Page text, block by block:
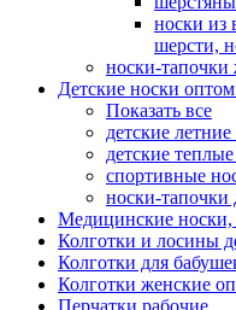
носки из
шерсти,
носки-тапочки
Детские носки
Показать все
детские
детские
спортивные
носки-тапочки
Медицинские носки,
Колготки и лосины
Колготки для
Колготки женские
Перчатки рабочие